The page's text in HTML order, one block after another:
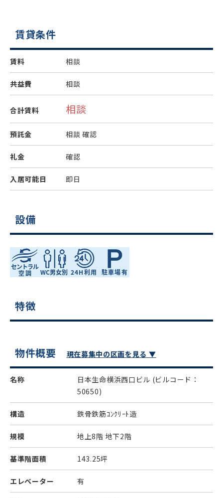
賃貸条件
賃料 相談
共益費 相談
合計賃料 相談
預託金 相談 確認
礼金 確認
入居可能日 即日
設備
特徴
物件概要 現在募集中の区画を見る ▼
名称 日本生命横浜西口ビル (ビルコード：
50650)
構造 鉄骨鉄筋ｺﾝｸﾘｰﾄ造
規模 地上8階 地下2階
基準階面積 143.25坪
エレベーター 有